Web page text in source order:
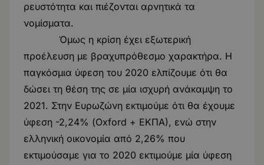
ρευστότητα και πιέζονται αρνητικά τα
νομίσματα.
Όμως η κρίση έχει εξωτερική
προέλευση με βραχυπρόθεσμο χαρακτήρα. Η
παγκόσμια ύφεση του 2020 ελπίζουμε ότι θα
δώσει τη θέση της σε μία ισχυρή ανάκαμψη το
2021. Στην Ευρωζώνη εκτιμούμε ότι θα έχουμε
ύφεση -2,24% (Oxford + ΕΚΠΑ), ενώ στην
ελληνική οικονομία από 2,26% που
εκτιμούσαμε για το 2020 εκτιμούμε μία ύφεση